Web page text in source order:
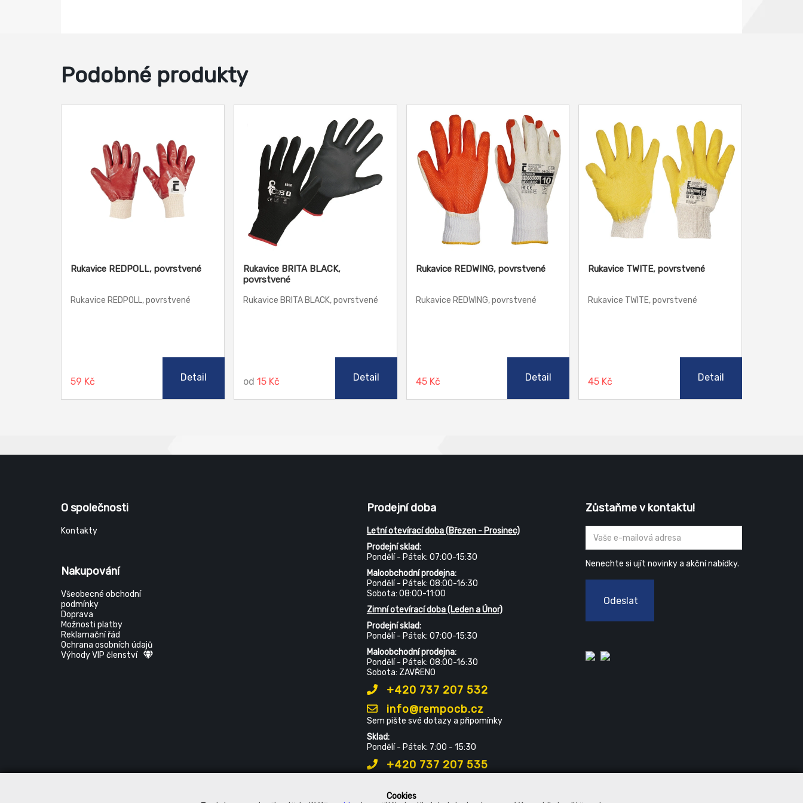
Cookies
Podobné produkty
Rukavice REDPOLL, povrstvené
Rukavice REDPOLL, povrstvené
59 Kč Detail
Rukavice BRITA BLACK,
povrstvené
Rukavice BRITA BLACK, povrstvené
od 15 Kč Detail
Rukavice REDWING, povrstvené
Rukavice REDWING, povrstvené
45 Kč Detail
Rukavice TWITE, povrstvené
Rukavice TWITE, povrstvené
45 Kč Detail
O společnosti
Kontakty
Nakupování
Všeobecné obchodní
podmínky
Doprava
Možnosti platby
Reklamační řád
Ochrana osobních údajů
Výhody VIP členství
Prodejní doba
Letní otevírací doba (Březen - Prosinec)
Prodejní sklad:
Pondělí - Pátek: 07:00-15:30
Maloobchodní prodejna:
Pondělí - Pátek: 08:00-16:30
Sobota: 08:00-11:00
Zimní otevírací doba (Leden a Únor)
Prodejní sklad:
Pondělí - Pátek: 07:00-15:30
Maloobchodní prodejna:
Pondělí - Pátek: 08:00-16:30
Sobota: ZAVŘENO
+420 737 207 532
info@rempocb.cz
Sem pište své dotazy a připomínky
Sklad:
Pondělí - Pátek: 7:00 - 15:30
+420 737 207 535
Zůstaňme v kontaktu!
Nenechte si ujít novinky a akční nabídky.
Odeslat